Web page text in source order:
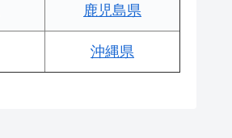
鹿児島県
沖縄県